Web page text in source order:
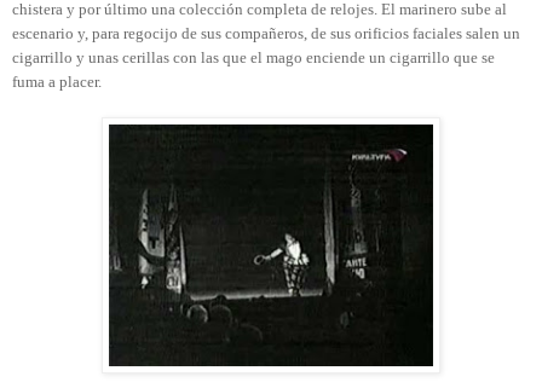
chistera y por último una colección completa de relojes. El marinero sube al
escenario y, para regocijo de sus compañeros, de sus orificios faciales salen un
cigarrillo y unas cerillas con las que el mago enciende un cigarrillo que se
fuma a placer.